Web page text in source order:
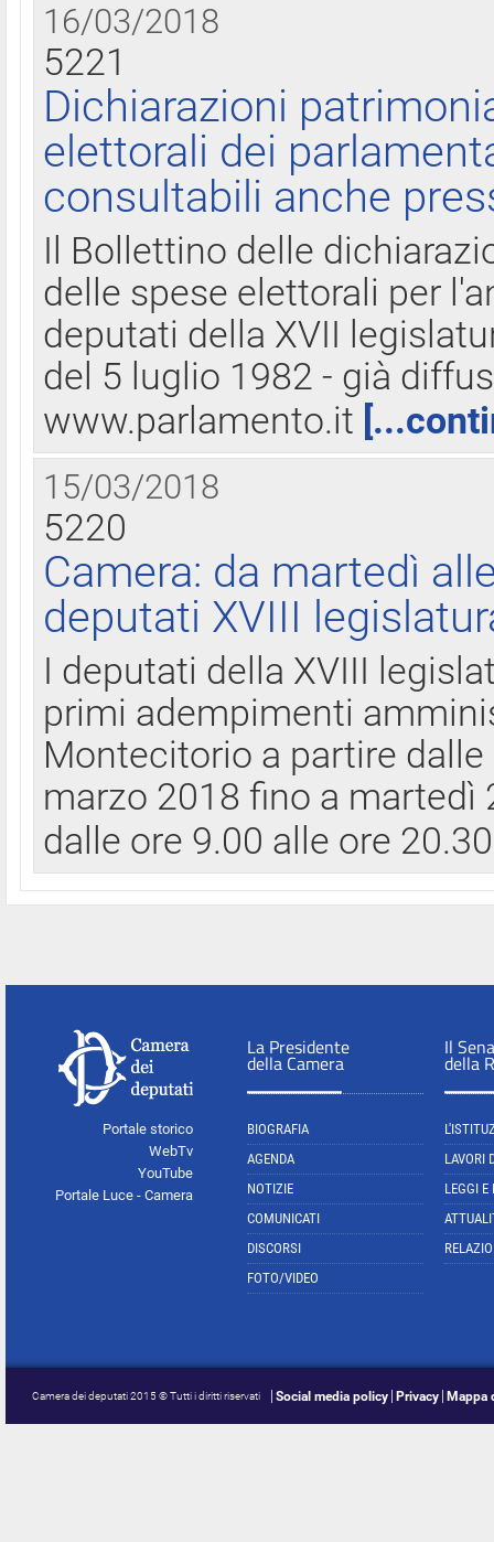
16/03/2018
5221
Dichiarazioni
elettorali dei
consultabili anche
Il Bollettino delle
delle spese elettorali per
deputati della XVII
del 5 luglio 1982 - già
www.parlamento.it
15/03/2018
5220
Camera: da martedì
deputati XVIII
I deputati della XVIII
primi adempimenti
Montecitorio a partire
marzo 2018 fino a
dalle ore 9.00 alle ore
Portale storico
WebTv
YouTube
Portale Luce - Camera
La Presidente
della Camera
BIOGRAFIA
AGENDA
NOTIZIE
COMUNICATI
DISCORSI
FOTO/VIDEO
Il
della
LAVORI
LEGGI E
Camera dei deputati 2015 © Tutti i diritti riservati Social media policy Privacy Mappa